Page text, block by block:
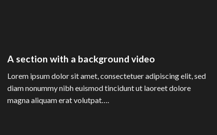
A section with a background video
Lorem ipsum dolor sit amet, consectetuer adipiscing elit, sed
diam nonummy nibh euismod tincidunt ut laoreet dolore
magna aliquam erat volutpat….